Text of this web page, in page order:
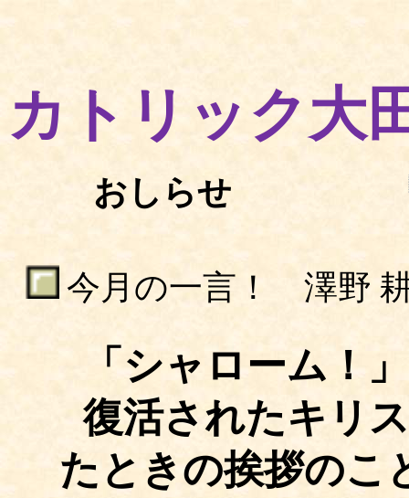
カトリック大
おしらせ
今月の一言！ 澤野
「シャローム！
復活されたキリ
たときの挨拶のこ